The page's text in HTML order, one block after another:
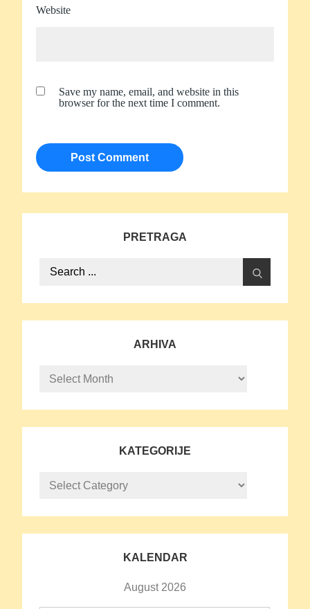
Website
Save my name, email, and website in this
browser for the next time I comment.
PRETRAGA
Search
ARHIVA
Arhiva
KATEGORIJE
Kategorije
KALENDAR
August 2026